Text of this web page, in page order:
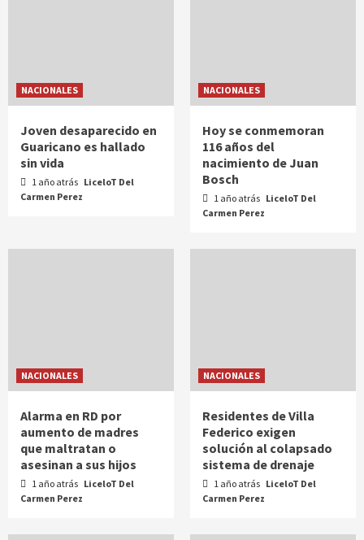
NACIONALES
Joven desaparecido en
Guaricano es hallado
sin vida
1 año atrás LiceloT Del
Carmen Perez
NACIONALES
Hoy se conmemoran
116 años del
nacimiento de Juan
Bosch
1 año atrás LiceloT Del
Carmen Perez
NACIONALES
Alarma en RD por
aumento de madres
que maltratan o
asesinan a sus hijos
1 año atrás LiceloT Del
Carmen Perez
NACIONALES
Residentes de Villa
Federico exigen
solución al colapsado
sistema de drenaje
1 año atrás LiceloT Del
Carmen Perez